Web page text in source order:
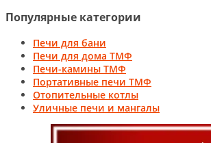
Популярные категории
Печи для бани
Печи для дома ТМФ
Печи-камины ТМФ
Портативные печи ТМФ
Отопительные котлы
Уличные печи и мангалы